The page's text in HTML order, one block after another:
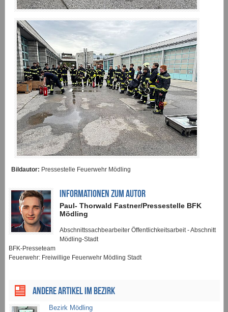
Bildautor: Pressestelle Feuerwehr Mödling
INFORMATIONEN ZUM AUTOR
Paul- Thorwald Fastner/Pressestelle BFK
Mödling
Abschnittssachbearbeiter Öffentlichkeitsarbeit - Abschnitt
Mödling-Stadt
BFK-Presseteam
Feuerwehr: Freiwillige Feuerwehr Mödling Stadt
ANDERE ARTIKEL IM BEZIRK
Bezirk Mödling